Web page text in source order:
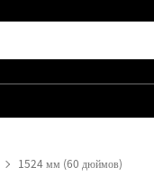
1524 мм (60 дюймов)